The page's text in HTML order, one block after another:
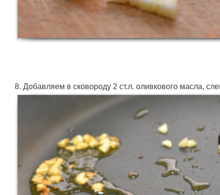
8. Добавляем в сковороду 2 ст.л. оливкового масла,